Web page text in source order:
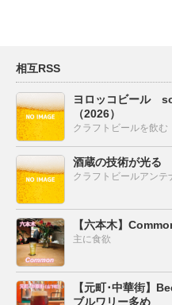
相互RSS
ヨロッコビール
（2026）
クラフトビールを飲む
酒蔵の技術が光る
クラフトビールアンテ
【六本木】
主に食欲
【元町･中華街】
ブルワリー多め